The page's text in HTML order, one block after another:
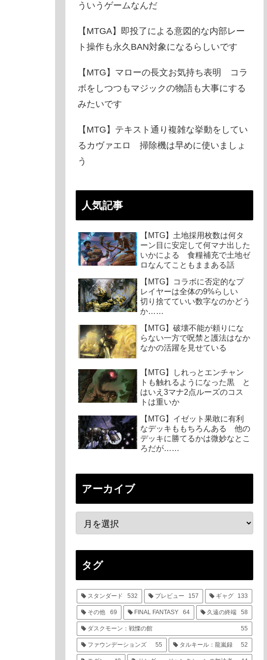
ういうゲームなんだ
【MTGA】即投了による意図的な内部レー
ト操作も永久BAN対象になるらしいです
【MTG】マローの長文お気持ち表明 コラ
ボをしつつもマジックの物語も大事にする
みたいです
【MTG】テキスト通り複雑な挙動をしてい
るカヴァエロ 掃除機は早めに使いましょ
う
人気記事
【MTG】土地採用枚数は何タ
ーン目に安定して何マナ出した
いかによる 食糧補充で土地ゼ
ロなんてこともままある話
【MTG】コラボに否定的なプ
レイヤーは全体の9%らしい
切り捨てていい数字なのかどう
か……
【MTG】破壊不能が頼りにな
らない一方で呪禁と護法はなか
なかの活躍を見せている
【MTG】しれっとエンチャン
トも触れるようになった黒 と
はいえ3マナ2点ルーズのコス
トは重いか
【MTG】イゼット果敢に有利
なデッキももちろんある 他の
デッキに勝てるかは微妙なとこ
ろだが……
アーカイブ
タグ
スタンダード 532 プレビュー 157 ギャグ 133
その他 69 FINAL FANTASY 64 久遠の終端 58
ダスクモーン：戦慄の館 55
ファウンデーションズ 55 タルキール：龍嵐録 52